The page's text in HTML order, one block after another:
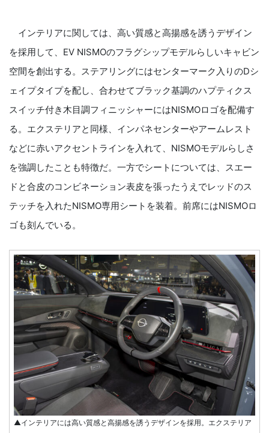
インテリアに関しては、高い質感と高揚感を誘うデザイン
を採用して、EV NISMOのフラグシップモデルらしいキャビン
空間を創出する。ステアリングにはセンターマーク入りのDシ
ェイプタイプを配し、合わせてブラック基調のハプティクス
スイッチ付き木目調フィニッシャーにはNISMOロゴを配備す
る。エクステリアと同様、インパネセンターやアームレスト
などに赤いアクセントラインを入れて、NISMOモデルらしさ
を強調したことも特徴だ。一方でシートについては、スエー
ドと合皮のコンビネーション表皮を張ったうえでレッドのス
テッチを入れたNISMO専用シートを装着。前席にはNISMOロ
ゴも刻んでいる。
▲インテリアには高い質感と高揚感を誘うデザインを採用。エクステリア